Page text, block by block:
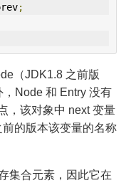
;
（JDK1.8 之前版
Node 和 Entry 没有
，该对象中 next 变量
的版本该变量的名称
集合元素，因此它在